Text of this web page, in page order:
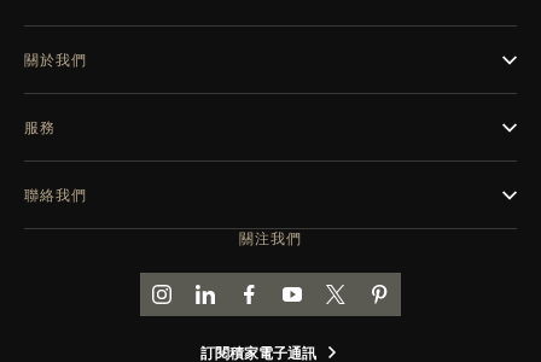
關注我們
前往積家 INSTAGRAM 頁面
前往積家 LINKEDIN 頁面
前往積家 FACEBOOK 頁面
前往積家 YOUTUBE 頁面
前往積家推特頁面
前往積家 PINTEREST
訂閱積家電子通訊
關於我們
服務
聯絡我們